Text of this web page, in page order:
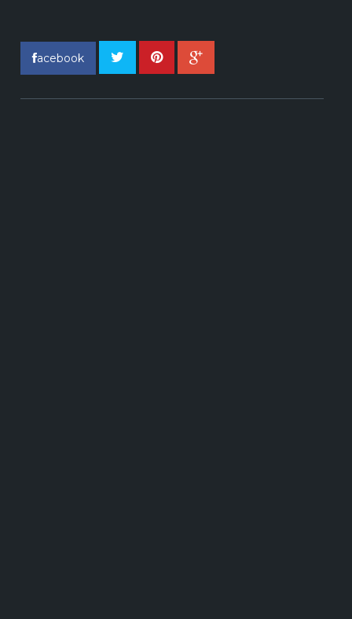
acebook